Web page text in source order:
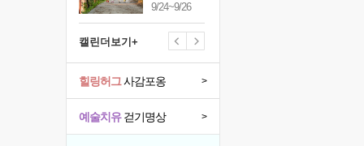
9/24~9/26
캘린더보기+
예술치유걷기명상 >
힐링허그사감포옹 >